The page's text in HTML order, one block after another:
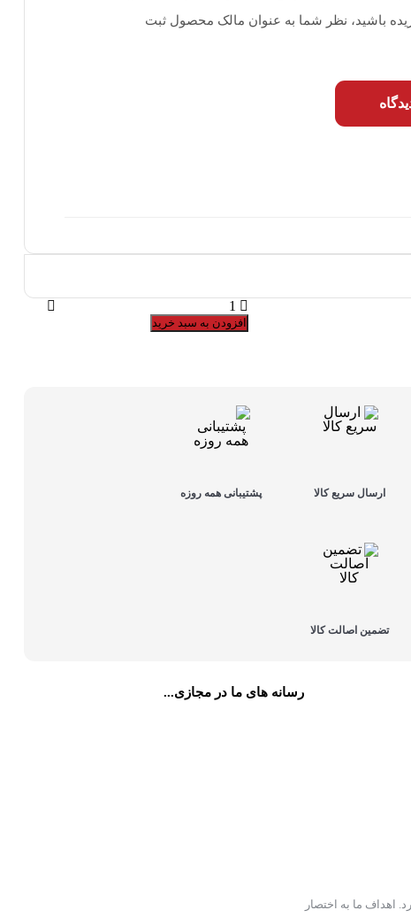
باشید، نظر شما به عنوان مالک محصول ثبت
فلایویل
405
-
ipnc
quantity
افزودن به سبد خرید
ارسال سریع کالا پشتیبانی همه روزه
تضمین اصالت کالا
رسانه های ما در مجازی...
اهداف ما به اختصار